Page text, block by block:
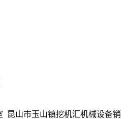
昆山市玉山镇挖机汇机械设备销